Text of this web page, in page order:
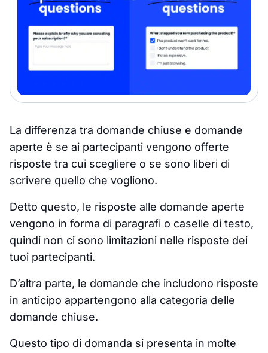
La differenza tra domande chiuse e domande
aperte è se ai partecipanti vengono offerte
risposte tra cui scegliere o se sono liberi di
scrivere quello che vogliono.
Detto questo, le risposte alle domande aperte
vengono in forma di paragrafi o caselle di testo,
quindi non ci sono limitazioni nelle risposte dei
tuoi partecipanti.
D’altra parte, le domande che includono risposte
in anticipo appartengono alla categoria delle
domande chiuse.
Questo tipo di domanda si presenta in molte